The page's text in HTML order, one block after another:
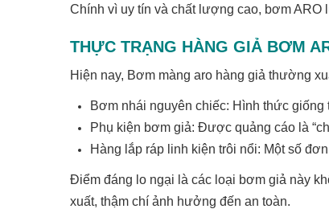
Chính vì uy tín và chất lượng cao, bơm ARO
THỰC TRẠNG HÀNG GIẢ BƠM
Hiện nay, Bơm màng aro hàng giả thường
Bơm nhái nguyên chiếc: Hình thức
Phụ kiện bơm giả: Được quảng cáo là
Hàng lắp ráp linh kiện trôi nổi: Một số
Điểm đáng lo ngại là các loại bơm giả này
xuất, thậm chí ảnh hưởng đến an toàn.